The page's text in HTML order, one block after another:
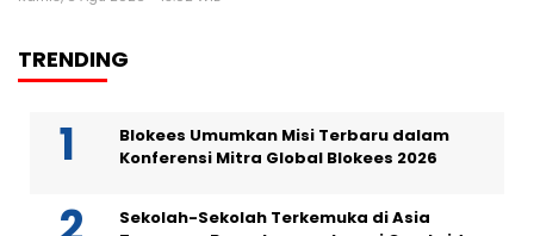
TRENDING
Blokees Umumkan Misi Terbaru dalam
Konferensi Mitra Global Blokees 2026
Sekolah-Sekolah Terkemuka di Asia